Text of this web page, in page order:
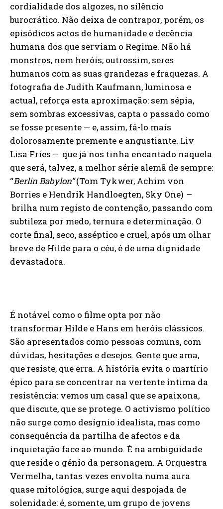
cordialidade dos algozes, no silêncio
burocrático. Não deixa de contrapor, porém, os
episódicos actos de humanidade e decência
humana dos que serviam o Regime. Não há
monstros, nem heróis; outrossim, seres
humanos com as suas grandezas e fraquezas. A
fotografia de Judith Kaufmann, luminosa e
actual, reforça esta aproximação: sem sépia,
sem sombras excessivas, capta o passado como
se fosse presente — e, assim, fá-lo mais
dolorosamente premente e angustiante. Liv
Lisa Fries – que já nos tinha encantado naquela
que será, talvez, a melhor série alemã de sempre:
“Berlin Babylon”(Tom Tykwer, Achim von
Borries e Hendrik Handloegten, Sky One) –
brilha num registo de contenção, passando com
subtileza por medo, ternura e determinação. O
corte final, seco, asséptico e cruel, após um olhar
breve de Hilde para o céu, é de uma dignidade
devastadora.
É notável como o filme opta por não
transformar Hilde e Hans em heróis clássicos.
São apresentados como pessoas comuns, com
dúvidas, hesitações e desejos. Gente que ama,
que resiste, que erra. A história evita o martírio
épico para se concentrar na vertente íntima da
resistência: vemos um casal que se apaixona,
que discute, que se protege. O activismo político
não surge como desígnio idealista, mas como
consequência da partilha de afectos e da
inquietação face ao mundo. É na ambiguidade
que reside o génio da personagem. A Orquestra
Vermelha, tantas vezes envolta numa aura
quase mitológica, surge aqui despojada de
solenidade: é, somente, um grupo de jovens